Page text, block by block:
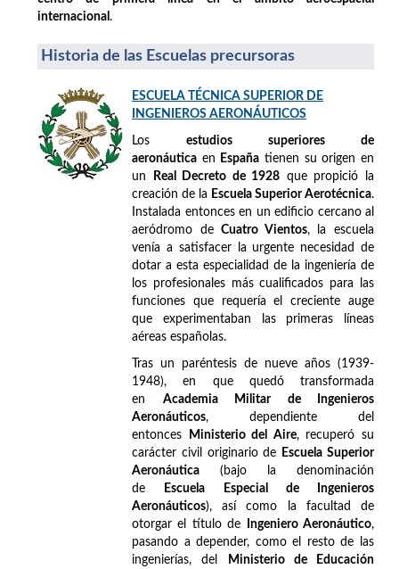
internacional .
Historia de las Escuelas precursoras
ESCUELA TÉCNICA SUPERIOR DE
INGENIEROS AERONÁUTICOS
Los estudios superiores de
aeronáutica en España tienen su origen en
un
Real Decreto de 1928 que propició la
creación de la Escuela Superior Aerotécnica.
Instalada entonces en un edificio cercano al
aeródromo deCuatro Vientos, la escuela
venía a satisfacer la urgente necesidad de
dotar a esta especialidad de la ingeniería de
los profesionales más cualificados para las
funciones que requería el creciente auge
que experimentaban las primeras líneas
aéreas españolas.
Tras un paréntesis de nueve años (1939-
1948), en que quedó transformada
en Academia Militar de Ingenieros
Aeronáuticos, dependiente del
entonces
Ministerio del Aire, recuperó su
carácter civil originario de
Escuela Superior
Aeronáutica (bajo la denominación
de
Escuela Especial de Ingenieros
Aeronáuticos), así como la facultad de
otorgar el título de
Ingeniero Aeronáutico,
pasando a depender, como el resto de las
ingenierías, del
Ministerio de Educación